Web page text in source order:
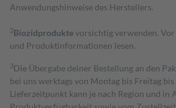
Anwendungshinweise des Herstellers.
2Biozidproduktevorsichtig verwenden.
und Produktinformationen lesen.
3Die Übergabe deiner Bestellung an den
bei uns werktags von Montag bis Freitag
Lieferzeitpunkt kann je nach Region und in